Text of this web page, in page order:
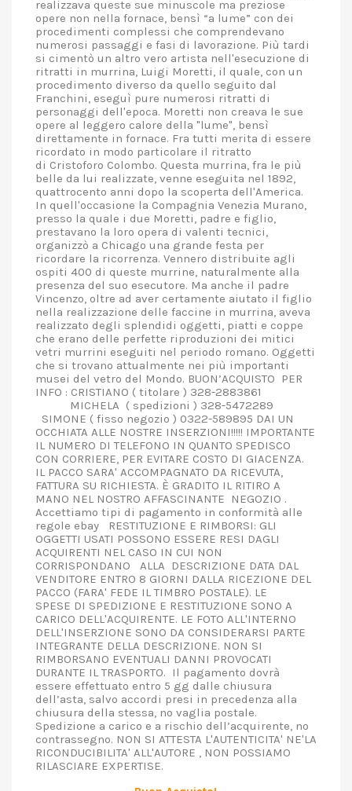
realizzava queste sue minuscole ma preziose
opere non nella fornace, bensì “a lume” con dei
procedimenti complessi che comprendevano
numerosi passaggi e fasi di lavorazione. Più tardi
si cimentò un altro vero artista nell'esecuzione di
ritratti in murrina, Luigi Moretti, il quale, con un
procedimento diverso da quello seguito dal
Franchini, eseguì pure numerosi ritratti di
personaggi dell'epoca. Moretti non creava le sue
opere al leggero calore della "lume", bensì
direttamente in fornace. Fra tutti merita di essere
ricordato in modo particolare il ritratto
di Cristoforo Colombo. Questa murrina, fra le più
belle da lui realizzate, venne eseguita nel 1892,
quattrocento anni dopo la scoperta dell'America.
In quell'occasione la Compagnia Venezia Murano,
presso la quale i due Moretti, padre e figlio,
prestavano la loro opera di valenti tecnici,
organizzò a Chicago una grande festa per
ricordare la ricorrenza. Vennero distribuite agli
ospiti 400 di queste murrine, naturalmente alla
presenza del suo esecutore. Ma anche il padre
Vincenzo, oltre ad aver certamente aiutato il figlio
nella realizzazione delle faccine in murrina, aveva
realizzato degli splendidi oggetti, piatti e coppe
che erano delle perfette riproduzioni dei mitici
vetri murrini eseguiti nel periodo romano. Oggetti
che si trovano attualmente nei più importanti
musei del vetro del Mondo. BUON’ACQUISTO PER
INFO : CRISTIANO ( titolare ) 328-2883861
MICHELA ( spedizioni ) 328-5472289
SIMONE ( fisso negozio ) 0322-589895 DAI UN
OCCHIATA ALLE NOSTRE INSERZIONI!!!!! IMPORTANTE
IL NUMERO DI TELEFONO IN QUANTO SPEDISCO
CON CORRIERE, PER EVITARE COSTO DI GIACENZA.
IL PACCO SARA' ACCOMPAGNATO DA RICEVUTA,
FATTURA SU RICHIESTA. È GRADITO IL RITIRO A
MANO NEL NOSTRO AFFASCINANTE NEGOZIO .
Accettiamo tipi di pagamento in conformità alle
regole ebay RESTITUZIONE E RIMBORSI: GLI
OGGETTI USATI POSSONO ESSERE RESI DAGLI
ACQUIRENTI NEL CASO IN CUI NON
CORRISPONDANO ALLA DESCRIZIONE DATA DAL
VENDITORE ENTRO 8 GIORNI DALLA RICEZIONE DEL
PACCO (FARA' FEDE IL TIMBRO POSTALE). LE
SPESE DI SPEDIZIONE E RESTITUZIONE SONO A
CARICO DELL'ACQUIRENTE. LE FOTO ALL'INTERNO
DELL'INSERZIONE SONO DA CONSIDERARSI PARTE
INTEGRANTE DELLA DESCRIZIONE. NON SI
RIMBORSANO EVENTUALI DANNI PROVOCATI
DURANTE IL TRASPORTO. Il pagamento dovrà
essere effettuato entro 5 gg dalle chiusura
dell’asta, salvo accordi presi in precedenza alla
chiusura della stessa, no vaglia postale.
Spedizione a carico e a rischio dell’acquirente, no
contrassegno. NON SI ATTESTA L'AUTENTICITA' NE'LA
RICONDUCIBILITA' ALL'AUTORE , NON POSSIAMO
RILASCIARE EXPERTISE.